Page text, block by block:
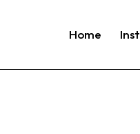
Home